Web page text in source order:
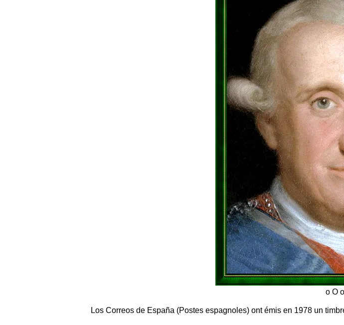
Los Correos de España (Postes espagnoles) ont émis en 1978 un